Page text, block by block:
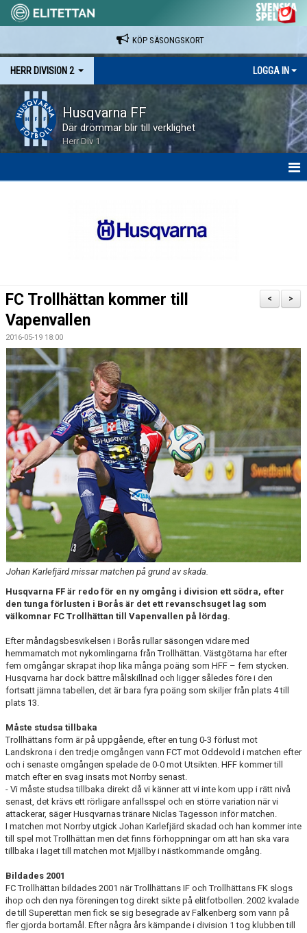
KÖP SÄSONGSKORT
HERR DIVISION 2 LOGGA IN
Husqvarna FF
Där drömmar blir till verklighet
Herr Div 1
MATCHER
>
<
FC Trollhättan kommer till
Vapenvallen
2016-05-19 18:00
Johan Karlefjärd missar matchen på grund av skada.
Husqvarna FF är redo för en ny omgång i division ett södra, efter
den tunga förlusten i Borås är det ett revanschsuget lag som
välkomnar FC Trollhättan till Vapenvallen på lördag.
Efter måndagsbesvikelsen i Borås rullar säsongen vidare med
hemmamatch mot nykomlingarna från Trollhättan. Västgötarna har efter
fem omgångar skrapat ihop lika många poäng som HFF – fem stycken.
Husqvarna har dock bättre målskillnad och ligger således före i den
fortsatt jämna tabellen, det är bara fyra poäng som skiljer från plats 4 till
plats 13.
Måste studsa tillbaka
Trollhättans form är på uppgående, efter en tung 0-3 förlust mot
Landskrona i den tredje omgången vann FCT mot Oddevold i matchen efter
och i senaste omgången spelade de 0-0 mot Utsikten. HFF kommer till
match efter en svag insats mot Norrby senast.
- Vi måste studsa tillbaka direkt då vi känner att vi inte kom upp i rätt nivå
senast, det krävs ett rörligare anfallsspel och en större variation när vi
attackerar, säger Husqvarnas tränare Niclas Tagesson inför matchen.
I matchen mot Norrby utgick Johan Karlefjärd skadad och han kommer inte
till spel mot Trollhättan men det finns förhoppningar om att han ska vara
tillbaka i laget till matchen mot Mjällby i nästkommande omgång.
Bildades 2001
FC Trollhättan bildades 2001 när Trollhättans IF och Trollhättans FK slogs
ihop och den nya föreningen tog direkt sikte på elitfotbollen. 2002 kvalade
de till Superettan men fick se sig besegrade av Falkenberg som vann på
fler gjorda bortamål. Efter några års kämpande i division 1 tog klubben till